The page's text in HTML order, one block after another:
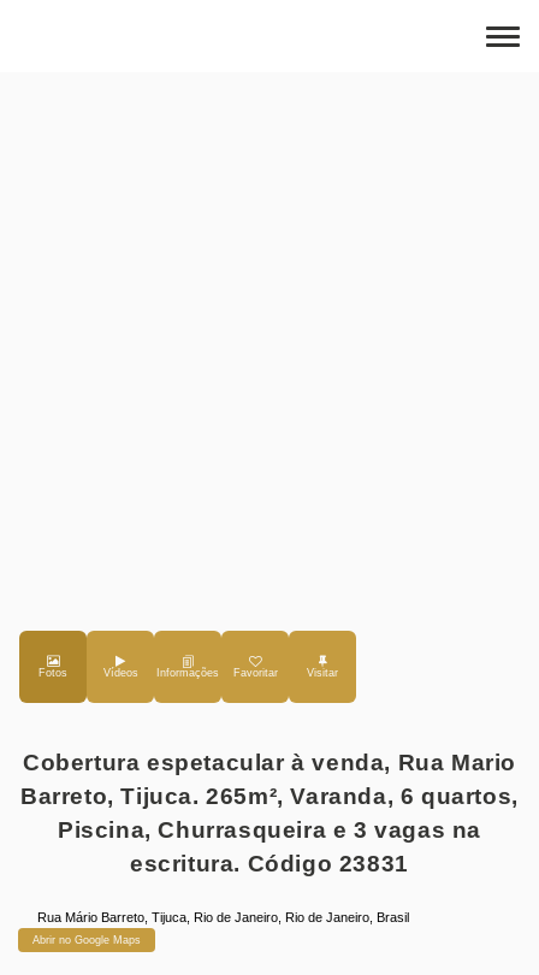
Fotos Vídeos Favoritar
Cobertura espetacular à venda, Rua Mario
Barreto, Tijuca. 265m², Varanda, 6 quartos,
Piscina, Churrasqueira e 3 vagas na
escritura. Código 23831
Rua Mário Barreto ,Tijuca ,Rio de Janeiro ,Rio de Janeiro ,Brasil
Abrir no Google Maps